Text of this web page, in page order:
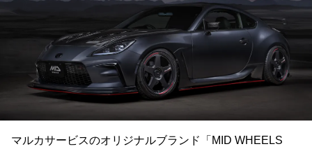
マルカサービスのオリジナルブランド「MID WHEELS